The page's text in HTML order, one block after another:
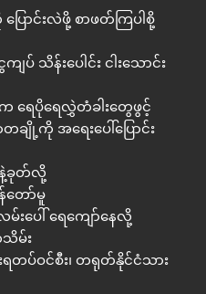
ောင်းလဲဖို့ စာဖတ်ကြပါစို့
ပ် သိန်းပေါင်း ငါး​သောင်း
ရေပိုရေလွှဲတံခါးတွေဖွင့်
ျို့ကို အရေးပေါ်ပြောင်း
နဲ့ခုတ်လို့
တော်မူ
းပေါ် ရေကျော်နေလို့
မ်း
းရတပ်ဝင်စီး၊ တရုတ်နိုင်ငံသား